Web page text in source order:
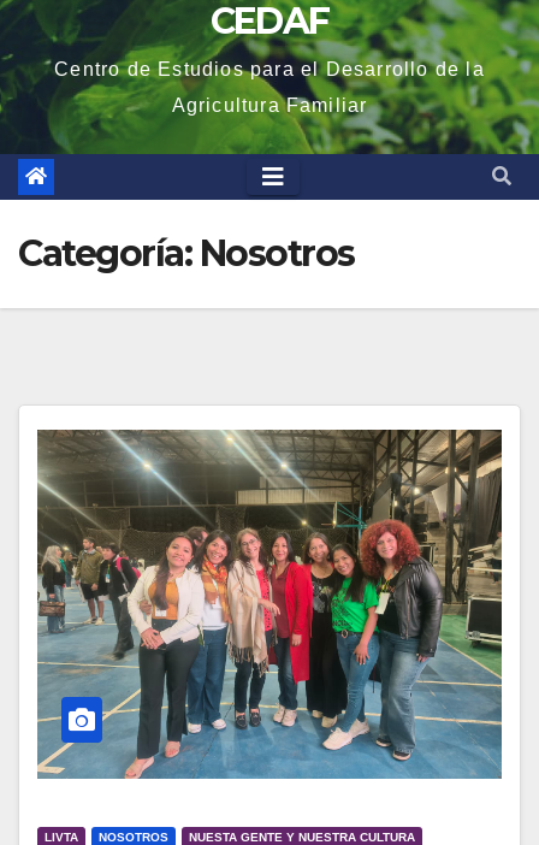
CEDAF
Centro de Estudios para el Desarrollo de la
Agricultura Familiar
Categoría: Nosotros
LIVTA NOSOTROS NUESTA GENTE Y NUESTRA CULTURA